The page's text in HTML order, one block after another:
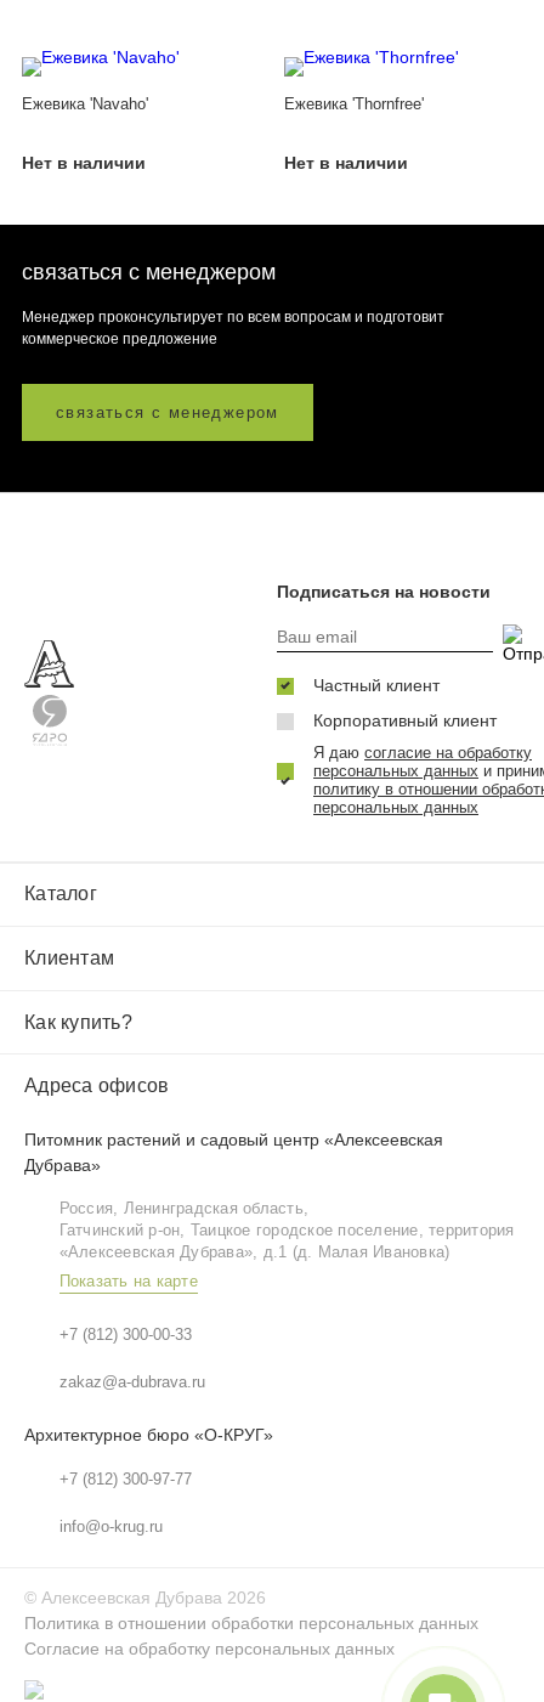
Ежевика 'Navaho'
Нет в наличии
Ежевика 'Thornfree'
Нет в наличии
связаться с менеджером
Менеджер проконсультирует по всем вопросам и подготовит
коммерческое предложение
связаться с менеджером
Каталог
Клиентам
Как купить?
Адреса офисов
Питомник растений и садовый центр «Алексеевская
Дубрава»
Россия, Ленинградская область,
Гатчинский р‑он, Таицкое городское поселение, территория
«Алексеевская Дубрава», д.1 (д. Малая Ивановка)
Показать на карте
+7 (812) 300-00-33
zakaz@a-dubrava.ru
Архитектурное бюро «О-КРУГ»
+7 (812) 300-97-77
info@o-krug.ru
Подписаться на новости
Частный клиент
Корпоративный клиент
Я даю согласие на обработку
персональных данных и
политику в отношении
персональных данных
© Алексеевская Дубрава 2026
Политика в отношении обработки персональных данных
Согласие на обработку персональных данных